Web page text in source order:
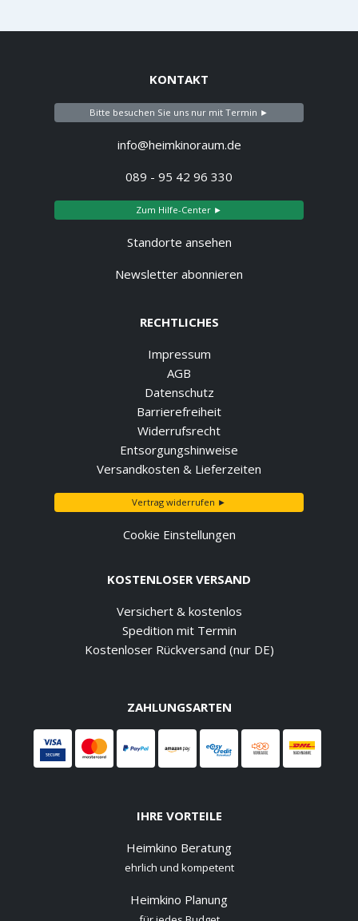
KONTAKT
Bitte besuchen Sie uns nur mit Termin ►
info@heimkinoraum.de
089 - 95 42 96 330
Zum Hilfe-Center ►
Standorte ansehen
Newsletter abonnieren
RECHTLICHES
Impressum
AGB
Datenschutz
Barrierefreiheit
Widerrufsrecht
Entsorgungshinweise
Versandkosten & Lieferzeiten
Vertrag widerrufen ►
Cookie Einstellungen
KOSTENLOSER VERSAND
Versichert & kostenlos
Spedition mit Termin
Kostenloser Rückversand (nur DE)
ZAHLUNGSARTEN
IHRE VORTEILE
Heimkino Beratung
ehrlich und kompetent
Heimkino Planung